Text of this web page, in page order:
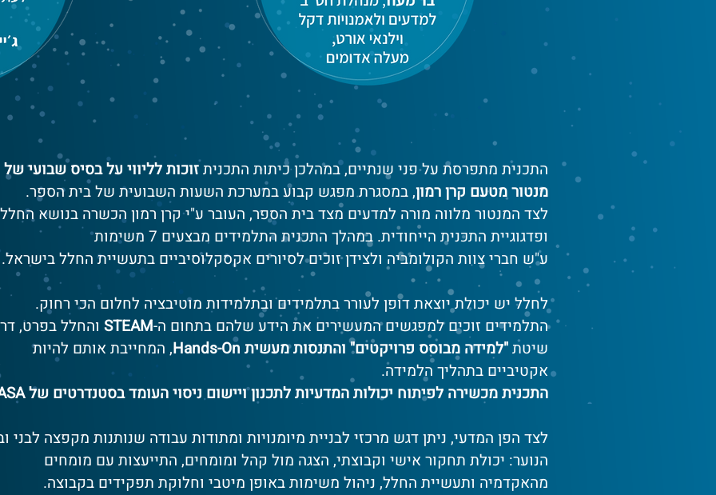
התכנית מתפרסת על פני שנתיים, במהלכן כיתות התכניתזוכות לליווי על בסיס שבועי של
מנטור מטעם קרן רמון, במסגרת מפגש קבוע במערכת השעות השבועית של בית הספר.
לצד המנטור מלווה מורה למדעים מצד בית הספר, העובר ע"י קרן רמון הכשרה בנושא החלל
ופדגוגיית התכנית הייחודית. במהלך התכנית התלמידים מבצעים 7 משימות
ע"ש חברי צוות הקולומביה ולצידן זוכים לסיורים אקסקלוסיביים בתעשיית החלל בישראל.
לחלל יש יכולת יוצאת דופן לעורר בתלמידים ובתלמידות מוטיבציה לחלום הכי רחוק.
התלמידים זוכים למפגשים המעשירים את הידע שלהם בתחום ה-STEAM והחלל בפרט,
שיטת"למידה מבוסס פרויקטים" והתנסות מעשית Hands-On
, המחייבת אותם להיות
אקטיביים בתהליך הלמידה.
התכנית מכשירה לפיתוח יכולות המדעיות לתכנון ויישום ניסוי העומד בסטנדרטים של NASA
לצד הפן המדעי, ניתן דגש מרכזי לבניית מיומנויות ומתודות עבודה שנותנות מקפצה לבני
הנוער: יכולת תחקור אישי וקבוצתי, הצגה מול קהל ומומחים, התייעצות עם מומחים
מהאקדמיה ותעשיית החלל, ניהול משימות באופן מיטבי וחלוקת תפקידים בקבוצה.